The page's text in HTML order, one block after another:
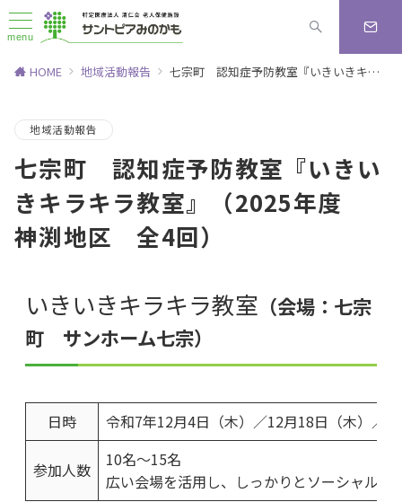
menu
HOME 地域活動報告 七宗町 認知症予防教室『いきいきキラキラ教室』（2025年度 神渕地区 全4回）
地域活動報告
七宗町 認知症予防教室『いきい
きキラキラ教室』（2025年度
神渕地区 全4回）
いきいきキラキラ教室 （会場：七宗
町 サンホーム七宗）
日時 令和7年12月4日（木）／12月18日（木）
参加人数
10名～15名
広い会場を活用し、しっかりとソーシャル